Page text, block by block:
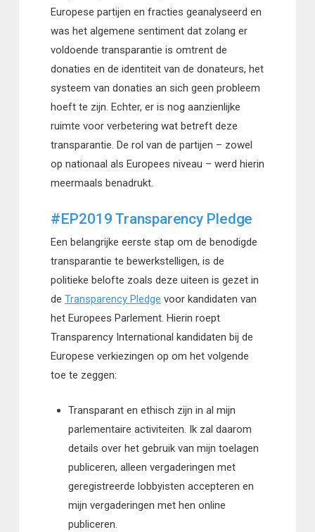
Europese partijen en fracties geanalyseerd en
was het algemene sentiment dat zolang er
voldoende transparantie is omtrent de
donaties en de identiteit van de donateurs, het
systeem van donaties an sich geen probleem
hoeft te zijn. Echter, er is nog aanzienlijke
ruimte voor verbetering wat betreft deze
transparantie. De rol van de partijen – zowel
op nationaal als Europees niveau – werd hierin
meermaals benadrukt.
#EP2019 Transparency Pledge
Een belangrijke eerste stap om de benodigde
transparantie te bewerkstelligen, is de
politieke belofte zoals deze uiteen is gezet in
de Transparency Pledge voor kandidaten van
het Europees Parlement. Hierin roept
Transparency International kandidaten bij de
Europese verkiezingen op om het volgende
toe te zeggen:
Transparant en ethisch zijn in al mijn
parlementaire activiteiten. Ik zal daarom
details over het gebruik van mijn toelagen
publiceren, alleen vergaderingen met
geregistreerde lobbyisten accepteren en
mijn vergaderingen met hen online
publiceren.